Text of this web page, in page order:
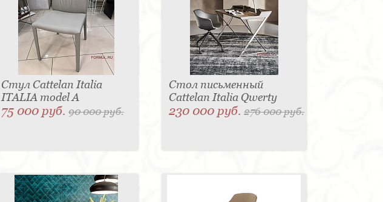
Стул Cattelan Italia
ITALIA model A
75 000 руб. 90 000 руб.
Стол письменный
Cattelan Italia Qwerty
230 000 руб.276 000 руб.